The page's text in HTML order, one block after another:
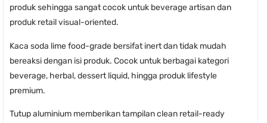
produk sehingga sangat cocok untuk beverage artisan dan
produk retail visual-oriented.
Kaca soda lime food-grade bersifat inert dan tidak mudah
bereaksi dengan isi produk. Cocok untuk berbagai kategori
beverage, herbal, dessert liquid, hingga produk lifestyle
premium.
Tutup aluminium memberikan tampilan clean retail-ready